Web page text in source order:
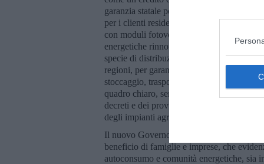
garanzia statale per le banche che
per i clienti residenziali, in modo da
con moduli fotovoltaici e promuovere la
energetiche rinnovabili. È poi
specie di distribuzione, in coerenza con la
regioni, per garantire infrastrutture
stoccaggio, trasporto e utilizzo
quadro chiaro, senza dubbi interpretativi,
decreti e dei provvedimenti attuativi del
degli impianti agrovoltaici e degli impianti
Il nuovo Governo dovrebbe dare avvio a
beneficio di famiglie e imprese, che
autoconsumo e comunità energetiche, sia